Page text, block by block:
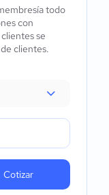
todo
con
se
clientes.
Cotizar